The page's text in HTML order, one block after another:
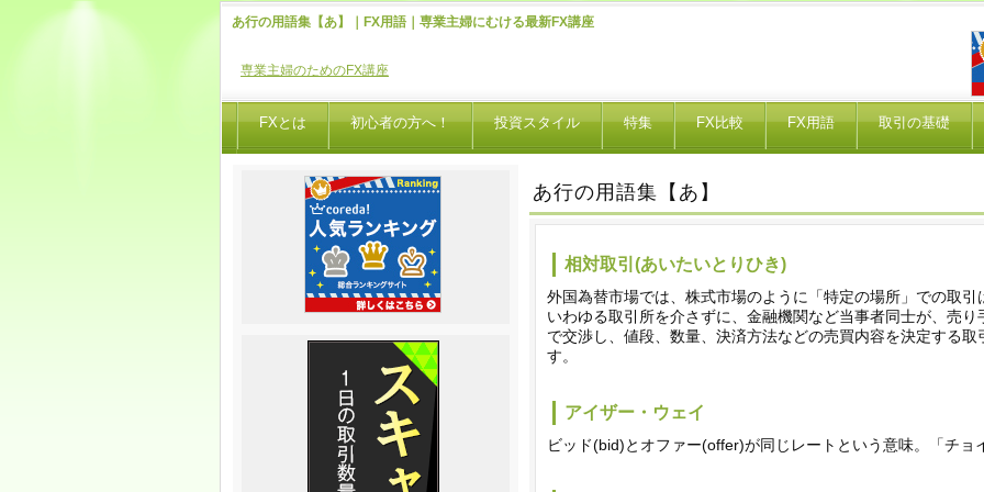
あ行の用語集【あ】｜FX用語｜専業主婦にむける最新FX講座
専業主婦のためのFX講座
FXとは 初心者の方へ！ 投資スタイル 特集 FX比較 FX用語 取引の基礎
あ行の用語集【あ】
相対取引(あいたいとりひき)
外国為替市場では、株式市場のように「特定の場所」での取引
いわゆる取引所を介さずに、金融機関など当事者同士が、売
で交渉し、値段、数量、決済方法などの売買内容を決定する
す。
アイザー・ウェイ
ビッド(bid)とオファー(offer)が同じレートという意味。「チョ